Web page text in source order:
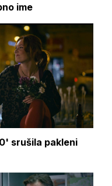
ime
srušila pakleni